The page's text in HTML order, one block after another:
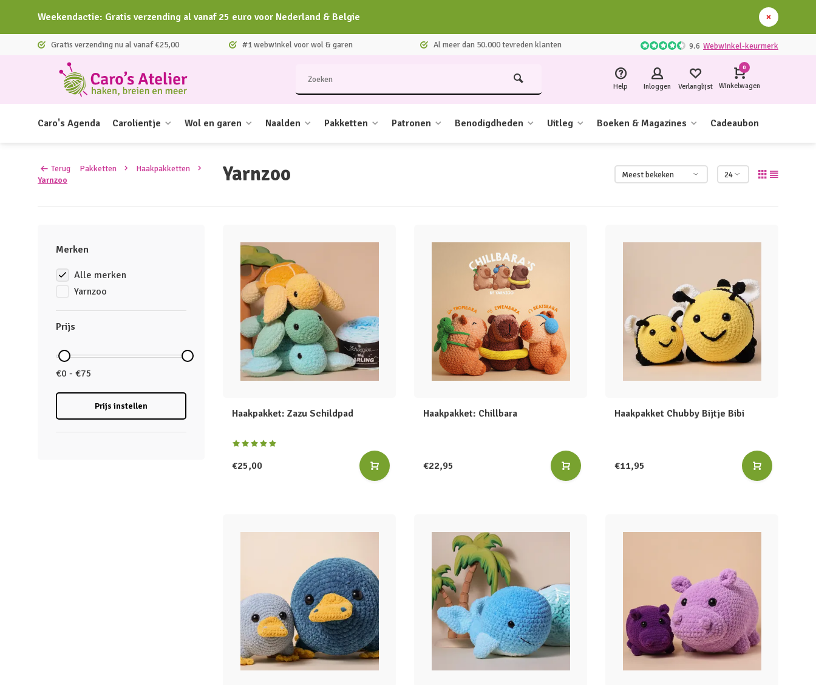
Weekendactie: Gratis verzending al vanaf 25 euro voor Nederland & Belgie
Gratis verzending nu al vanaf €25,00 #1 webwinkel voor wol & garen Al meer dan 50.000 tevreden klanten 9.6 Webwinkel-keurmerk
Help Inloggen Verlanglijst
0
Winkelwagen
Caro's Agenda Carolientje Wol en garen Naalden Pakketten Patronen Benodigdheden Uitleg Boeken & Magazines Cadeaubon
Terug Pakketten
Haakpakketten
Yarnzoo
Yarnzoo
Merken
Alle merken
Yarnzoo
Prijs
€0 - €75
Prijs instellen
Haakpakket: Zazu Schildpad
€25,00
Haakpakket: Chillbara
€22,95
Haakpakket Chubby Bijtje Bibi
€11,95